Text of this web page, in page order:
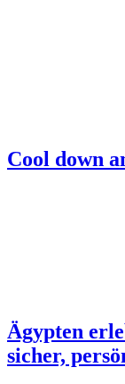
Cool down
Ägypten
sicher,